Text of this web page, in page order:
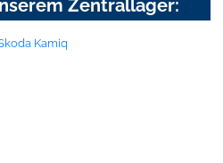
Zentrallager: